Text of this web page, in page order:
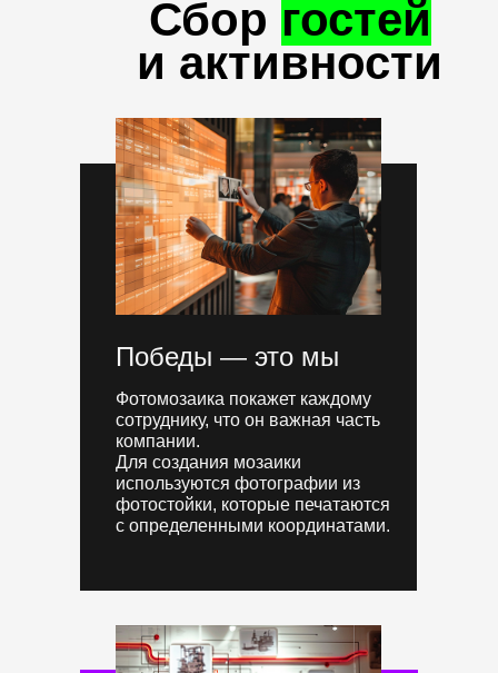
Сбор гостей
и активности
Победы — это мы
Фотомозаика покажет каждому
сотруднику, что он важная часть
компании.
Для создания мозаики
используются фотографии из
фотостойки, которые печатаются
с определенными координатами.